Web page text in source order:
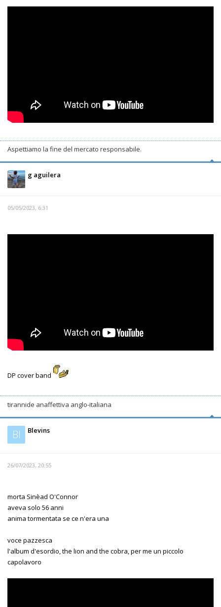
Aspettiamo la fine del mercato responsabile.
g aguilera
05/05/2023, 6:31
DP cover band
tirannide anaffettiva anglo-italiana
Bl Blevins
26/07/2023, 20:55
morta Sinèad O'Connor
aveva solo 56 anni
anima tormentata se ce n'era una
voce pazzesca
l'album d'esordio, the lion and the cobra, per me un piccolo
capolavoro